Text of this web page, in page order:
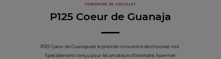
CONCENTRÉ DE CHOCOLAT
P125 Coeur de Guanaja
P125 Cœur de Guanaja est le premier concentré de chocolat noir.
Spécialement conçu pour les amateurs d’intensité, il permet